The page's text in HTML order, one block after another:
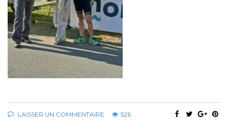
LAISSER UN COMMENTAIRE 526